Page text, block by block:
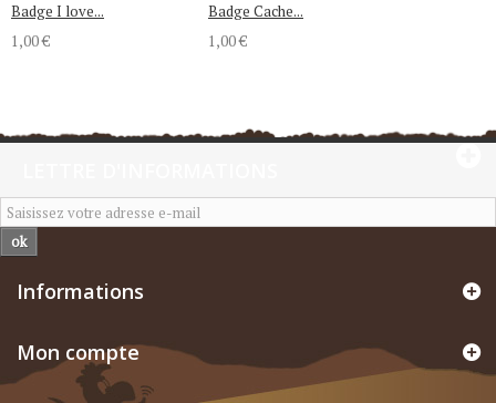
Badge I love...
1,00 €
Badge Cache...
1,00 €
ok
Informations
Mon compte